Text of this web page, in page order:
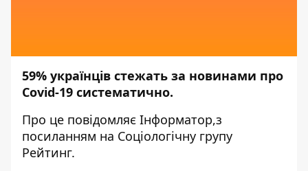
59% українців стежать за новинами про
Covid-19 систематично.
Про це повідомляє Інформатор,з
посиланням на Соціологічну групу
Рейтинг.